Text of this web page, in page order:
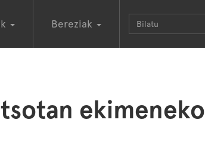
Bereziak
ekimeneko